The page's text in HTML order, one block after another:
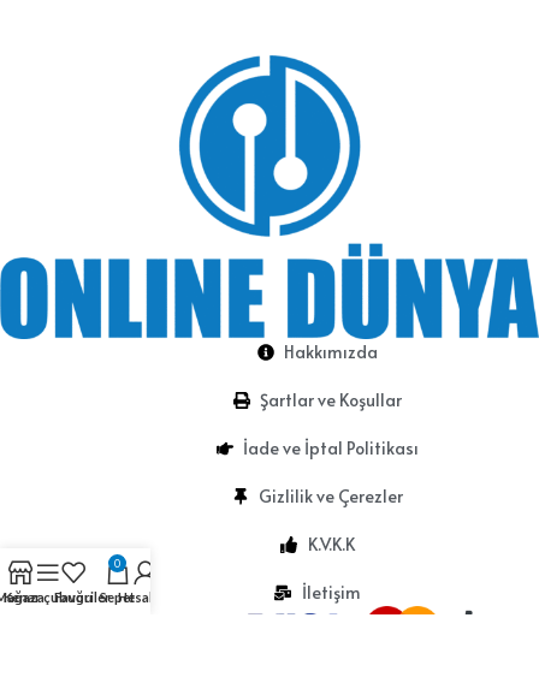
Hakkımızda
Şartlar ve Koşullar
İade ve İptal Politikası
Gizlilik ve Çerezler
K.V.K.K
İletişim
Kenar çubuğu
Favoriler
0
SepetHesabım